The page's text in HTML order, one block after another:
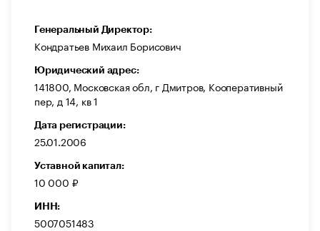
Генеральный Директор:
Кондратьев Михаил Борисович
Юридический адрес:
141800, Московская обл, г Дмитров, Кооперативный
пер, д 14, кв 1
Дата регистрации:
25.01.2006
Уставной капитал:
10 000 ₽
ИНН:
5007051483